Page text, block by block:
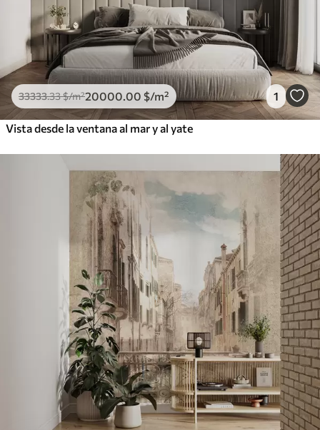
33333.33$/m²20000.00 $/m² 1
Vista desde la ventana al mar y al yate